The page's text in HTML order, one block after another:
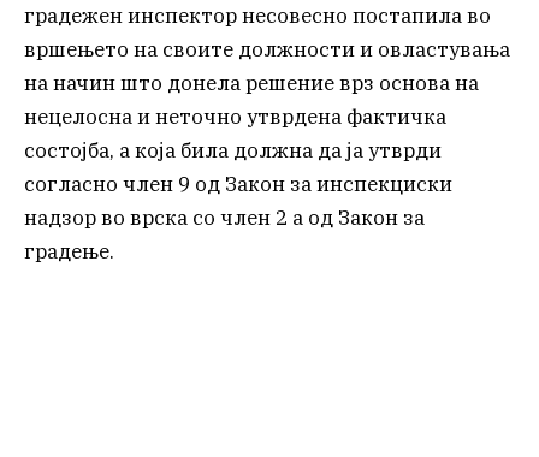
градежен инспектор несовесно постапила во
вршењето на своите должности и овластувања
на начин што донела решение врз основа на
нецелосна и неточно утврдена фактичка
состојба, а која била должна да ја утврди
согласно член 9 од Закон за инспекциски
надзор во врска со член 2 а од Закон за
градење.